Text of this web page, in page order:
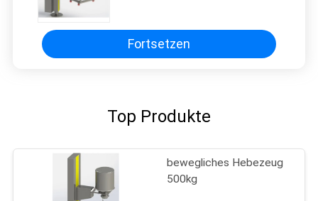
Fortsetzen
Top Produkte
bewegliches Hebezeug
500kg